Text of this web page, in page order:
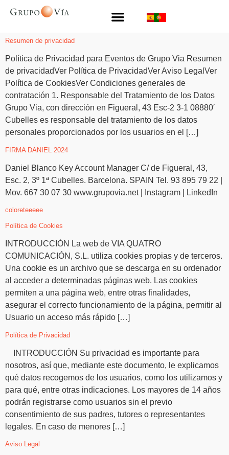
Resumen de privacidad
Política de Privacidad para Eventos de Grupo Via Resumen
de privacidadVer Política de PrivacidadVer Aviso LegalVer
Política de CookiesVer Condiciones generales de
contratación 1. Responsable del Tratamiento de los Datos
Grupo Via, con dirección en Figueral, 43 Esc-2 3-1 08880′
Cubelles es responsable del tratamiento de los datos
personales proporcionados por los usuarios en el […]
FIRMA DANIEL 2024
Daniel Blanco Key Account Manager C/ de Figueral, 43,
Esc. 2, 3º 1ª Cubelles. Barcelona. SPAIN Tel. 93 895 79 22 |
Mov. 667 30 07 30 www.grupovia.net | Instagram | LinkedIn
coloreteeeee
Política de Cookies
INTRODUCCIÓN La web de VIA QUATRO
COMUNICACIÓN, S.L. utiliza cookies propias y de terceros.
Una cookie es un archivo que se descarga en su ordenador
al acceder a determinadas páginas web. Las cookies
permiten a una página web, entre otras finalidades,
asegurar el correcto funcionamiento de la página, permitir al
Usuario un acceso más rápido […]
Política de Privacidad
INTRODUCCIÓN Su privacidad es importante para
nosotros, así que, mediante este documento, le explicamos
qué datos recogemos de los usuarios, como los utilizamos y
para qué, entre otras indicaciones. Los mayores de 14 años
podrán registrarse como usuarios sin el previo
consentimiento de sus padres, tutores o representantes
legales. En caso de menores […]
Aviso Legal